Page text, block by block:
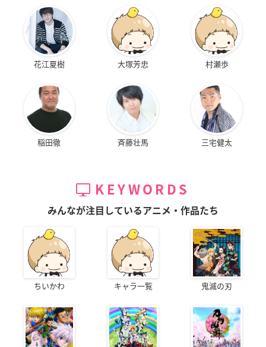
花江夏樹 大塚芳忠 村瀬歩
稲田徹 斉藤壮馬 三宅健太
KEYWORDS
みんなが注目しているアニメ・作品たち
ちいかわ キャラ一覧 鬼滅の刃